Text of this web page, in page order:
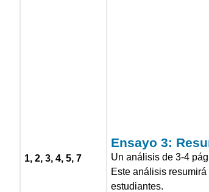
1, 2, 3, 4, 5, 7
Ensayo 3:
Un análisis de 3-4
Este análisis
estudiantes.